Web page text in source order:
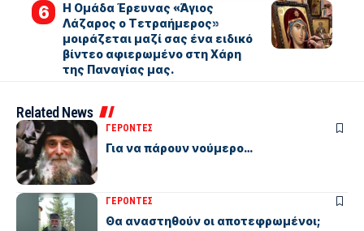
Η Ομάδα Έρευνας «Άγιος
Λάζαρος ο Τετραήμερος»
μοιράζεται μαζί σας ένα ειδικό
βίντεο αφιερωμένο στη Χάρη
της Παναγίας μας.
Related News
ΓΕΡΟΝΤΕΣ
Για να πάρουν νούμερο…
ΓΕΡΟΝΤΕΣ
Θα αναστηθούν οι αποτεφρωμένοι;